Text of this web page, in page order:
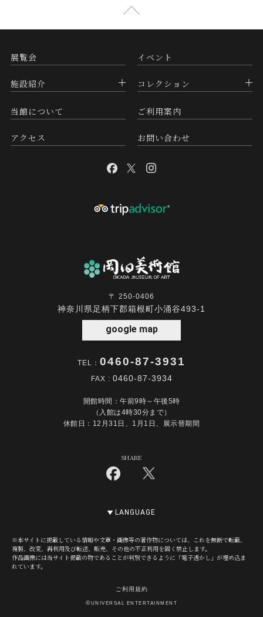
展覧会
施設紹介
当館について
アクセス
イベント
コレクション
ご利用案内
お問い合わせ
〒 250-0406
神奈川県足柄下郡箱根町小涌谷493-1
google map
TEL： 0460-87-3931
FAX : 0460-87-3934
開館時間：午前9時～午後5時
（入館は4時30分まで）
休館日：12月31日、1月1日、展示替期間
SHARE
LANGUAGE
※本サイトに掲載している情報や文章・画像等の著作物については、これを無断で転載、
複製、改変、再利用及び転送、販売、その他の不正利用を固く禁止します。
作品画像には当サイト掲載の物であることが判別できるように「電子透かし」が埋め込ま
れています。
ご利用規約
©UNIVERSAL ENTERTAINMENT